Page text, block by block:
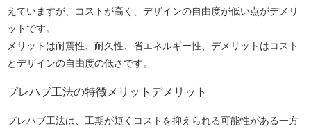
えていますが、コストが高く、デザインの自由度が低い点がデメリ
ットです。
メリットは耐震性、耐久性、省エネルギー性、デメリットはコスト
とデザインの自由度の低さです。
プレハブ工法の特徴メリットデメリット
プレハブ工法は、工期が短くコストを抑えられる可能性がある一方